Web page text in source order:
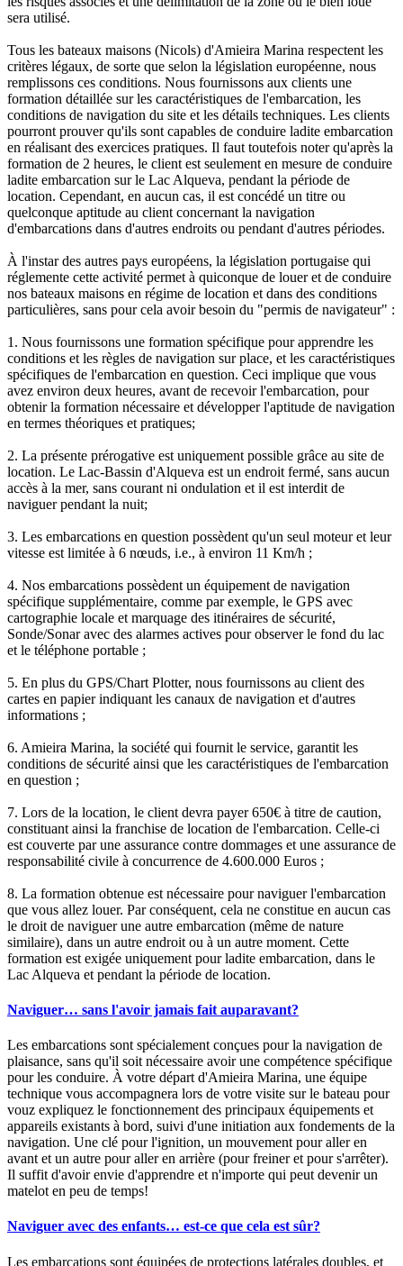
sera utilisé.
Tous les bateaux maisons (Nicols) d'Amieira Marina respectent les
critères légaux, de sorte que selon la législation européenne, nous
remplissons ces conditions. Nous fournissons aux clients une
formation détaillée sur les caractéristiques de l'embarcation, les
conditions de navigation du site et les détails techniques. Les clients
pourront prouver qu'ils sont capables de conduire ladite embarcation
en réalisant des exercices pratiques. Il faut toutefois noter qu'après la
formation de 2 heures, le client est seulement en mesure de conduire
ladite embarcation sur le Lac Alqueva, pendant la période de
location. Cependant, en aucun cas, il est concédé un titre ou
quelconque aptitude au client concernant la navigation
d'embarcations dans d'autres endroits ou pendant d'autres périodes.
À l'instar des autres pays européens, la législation portugaise qui
réglemente cette activité permet à quiconque de louer et de conduire
nos bateaux maisons en régime de location et dans des conditions
particulières, sans pour cela avoir besoin du "permis de navigateur" :
1. Nous fournissons une formation spécifique pour apprendre les
conditions et les règles de navigation sur place, et les caractéristiques
spécifiques de l'embarcation en question. Ceci implique que vous
avez environ deux heures, avant de recevoir l'embarcation, pour
obtenir la formation nécessaire et développer l'aptitude de navigation
en termes théoriques et pratiques;
2. La présente prérogative est uniquement possible grâce au site de
location. Le Lac-Bassin d'Alqueva est un endroit fermé, sans aucun
accès à la mer, sans courant ni ondulation et il est interdit de
naviguer pendant la nuit;
3. Les embarcations en question possèdent qu'un seul moteur et leur
vitesse est limitée à 6 nœuds, i.e., à environ 11 Km/h ;
4. Nos embarcations possèdent un équipement de navigation
spécifique supplémentaire, comme par exemple, le GPS avec
cartographie locale et marquage des itinéraires de sécurité,
Sonde/Sonar avec des alarmes actives pour observer le fond du lac
et le téléphone portable ;
5. En plus du GPS/Chart Plotter, nous fournissons au client des
cartes en papier indiquant les canaux de navigation et d'autres
informations ;
6. Amieira Marina, la société qui fournit le service, garantit les
conditions de sécurité ainsi que les caractéristiques de l'embarcation
en question ;
7. Lors de la location, le client devra payer 650€ à titre de caution,
constituant ainsi la franchise de location de l'embarcation. Celle-ci
est couverte par une assurance contre dommages et une assurance de
responsabilité civile à concurrence de 4.600.000 Euros ;
8. La formation obtenue est nécessaire pour naviguer l'embarcation
que vous allez louer. Par conséquent, cela ne constitue en aucun cas
le droit de naviguer une autre embarcation (même de nature
similaire), dans un autre endroit ou à un autre moment. Cette
formation est exigée uniquement pour ladite embarcation, dans le
Lac Alqueva et pendant la période de location.
Naviguer… sans l'avoir jamais fait auparavant?
Les embarcations sont spécialement conçues pour la navigation de
plaisance, sans qu'il soit nécessaire avoir une compétence spécifique
pour les conduire. À votre départ d'Amieira Marina, une équipe
technique vous accompagnera lors de votre visite sur le bateau pour
vouz expliquez le fonctionnement des principaux équipements et
appareils existants à bord, suivi d'une initiation aux fondements de la
navigation. Une clé pour l'ignition, un mouvement pour aller en
avant et un autre pour aller en arrière (pour freiner et pour s'arrêter).
Il suffit d'avoir envie d'apprendre et n'importe qui peut devenir un
matelot en peu de temps!
Naviguer avec des enfants… est-ce que cela est sûr?
Les embarcations sont équipées de protections latérales doubles, et